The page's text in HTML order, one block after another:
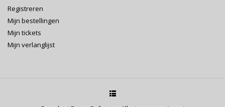
Registreren
Mijn bestellingen
Mijn tickets
Mijn verlanglijst